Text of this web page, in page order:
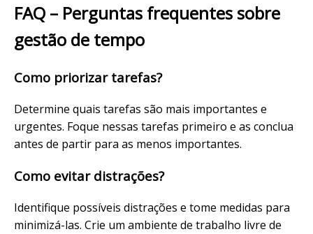
FAQ – Perguntas frequentes sobre
gestão de tempo
Como priorizar tarefas?
Determine quais tarefas são mais importantes e
urgentes. Foque nessas tarefas primeiro e as conclua
antes de partir para as menos importantes.
Como evitar distrações?
Identifique possíveis distrações e tome medidas para
minimizá-las. Crie um ambiente de trabalho livre de